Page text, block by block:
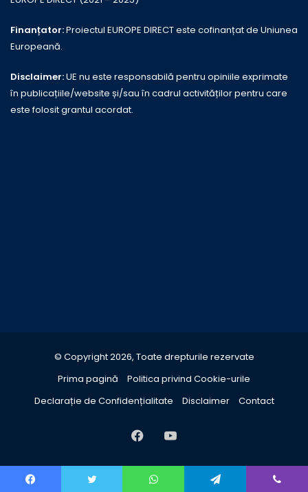
Finanțator:Proiectul EUROPE DIRECT este cofinanțat de Uniunea
Europeană.
Disclaimer:UE nu este responsabilă pentru opiniile exprimate
în publicațiile/website și/sau în cadrul activităților pentru care
este folosit grantul acordat.
© Copyright 2026, Toate drepturile rezervate
Prima pagină
Politica privind Cookie-urile
Declarație de Confidențialitate
Disclaimer Contact
FacebookYouTube